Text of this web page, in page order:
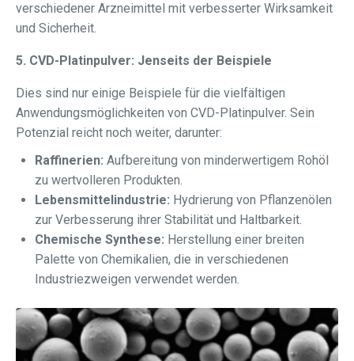
verschiedener Arzneimittel mit verbesserter Wirksamkeit
und Sicherheit.
5. CVD-Platinpulver: Jenseits der Beispiele
Dies sind nur einige Beispiele für die vielfältigen
Anwendungsmöglichkeiten von CVD-Platinpulver. Sein
Potenzial reicht noch weiter, darunter:
Raffinerien: Aufbereitung von minderwertigem Rohöl
zu wertvolleren Produkten.
Lebensmittelindustrie: Hydrierung von Pflanzenölen
zur Verbesserung ihrer Stabilität und Haltbarkeit.
Chemische Synthese: Herstellung einer breiten
Palette von Chemikalien, die in verschiedenen
Industriezweigen verwendet werden.